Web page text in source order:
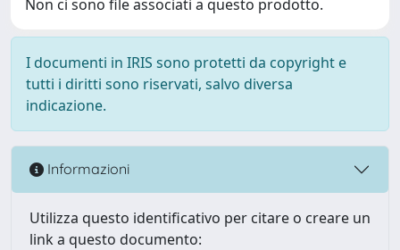
Non ci sono file associati a questo prodotto.
I documenti in IRIS sono protetti da copyright e
tutti i diritti sono riservati, salvo diversa
indicazione.
Informazioni
Utilizza questo identificativo per citare o creare un
link a questo documento: